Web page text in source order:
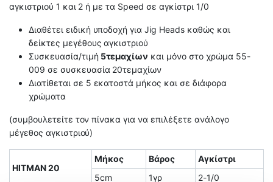
αγκιστριού 1 και 2 ή με τα Speed σε αγκίστρι 1/0
Διαθέτει ειδική υποδοχή για Jig Heads καθώς και
δείκτες μεγέθους αγκιστριού
Συσκευασία/τιμή5τεμαχίων και μόνο στο χρώμα 55-
009 σε συσκευασία 20τεμαχίων
Διατίθεται σε 5 εκατοστά μήκος και σε διάφορα
χρώματα
(συμβουλετείτε τον πίνακα για να επιλέξετε ανάλογο
μέγεθος αγκιστριού)
ΗΙΤΜΑΝ 20
Μήκος Βάρος
Αγκίστρι
5cm
1γρ 2-1/0